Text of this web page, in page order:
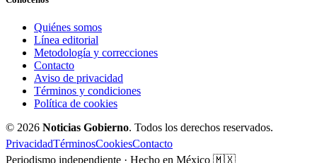
Quiénes somos
Línea editorial
Metodología y correcciones
Contacto
Aviso de privacidad
Términos y condiciones
Política de cookies
© 2026 Noticias Gobierno. Todos los derechos reservados.
PrivacidadTérminosCookiesContacto
Periodismo independiente · Hecho en México 🇲🇽